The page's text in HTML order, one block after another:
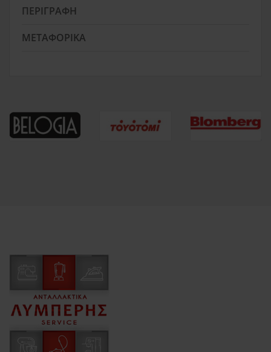
ΠΕΡΙΓΡΑΦΉ
ΜΕΤΑΦΟΡΙΚΆ